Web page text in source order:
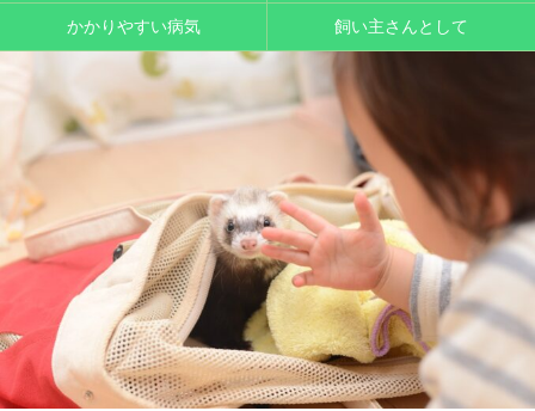
かかりやすい病気 飼い主さんとして